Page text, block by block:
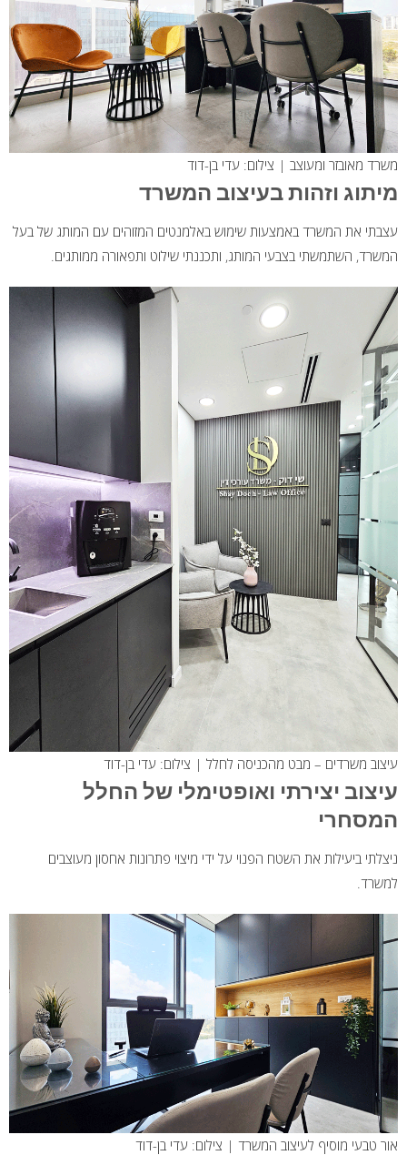
משרד מאובזר ומעוצב | צילום: עדי בן-דוד
מיתוג וזהות בעיצוב המשרד
עצבתי את המשרד באמצעות שימוש באלמנטים המזוהים עם המותג של בעל
המשרד, השתמשתי בצבעי המותג, ותכננתי שילוט ותפאורה ממותגים.
עיצוב משרדים – מבט מהכניסה לחלל | צילום: עדי בן-דוד
עיצוב יצירתי ואופטימלי של החלל
המסחרי
ניצלתי ביעילות את השטח הפנוי על ידי מיצוי פתרונות אחסון מעוצבים
למשרד.
אור טבעי מוסיף לעיצוב המשרד | צילום: עדי בן-דוד